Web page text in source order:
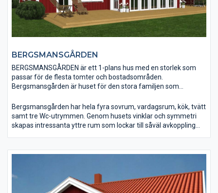
BERGSMANSGÅRDEN
BERGSMANSGÅRDEN är ett 1-plans hus med en storlek som
passar för de flesta tomter och bostadsområden.
Bergsmansgården är huset för den stora familjen som
erbjuder även möjligheter till avskildhet. Det stora sovrummet
har tillgång till privat wc/dusch.
Bergsmansgården har hela fyra sovrum, vardagsrum, kök, tvätt
samt tre Wc-utrymmen. Genom husets vinklar och symmetri
skapas intressanta yttre rum som lockar till såväl avkoppling